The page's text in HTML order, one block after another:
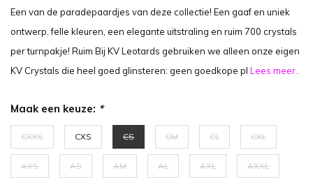
Een van de paradepaardjes van deze collectie! Een gaaf en uniek
ontwerp, felle kleuren, een elegante uitstraling en ruim 700 crystals
per turnpakje! Ruim Bij KV Leotards gebruiken we alleen onze eigen
KV Crystals die heel goed glinsteren: geen goedkope pl Lees meer..
Maak een keuze: *
CXXS CXS CS CM CL CXL
AXS AS AM AL AXL AXXL